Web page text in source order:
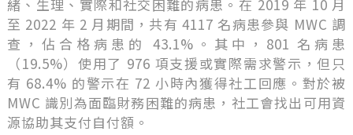
緒、生理、實際和社交困難的病患。在 2019 年 10 月
至 2022 年 2 月期間，共有 4117 名病患參與 MWC 調
查，佔合格病患的 43.1%。其中，801 名病患
（19.5%）使用了 976 項支援或實際需求警示，但只
有 68.4% 的警示在 72 小時內獲得社工回應。對於被
MWC 識別為面臨財務困難的病患，社工會找出可用資
源協助其支付自付額。